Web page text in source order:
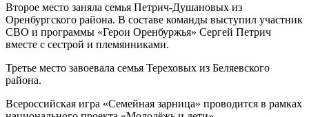
Второе место заняла семья Петрич-Душановых из
Оренбургского района. В составе команды выступил участник
СВО и программы «Герои Оренбуржья» Сергей Петрич
вместе с сестрой и племянниками.
Третье место завоевала семья Тереховых из Беляевского
района.
Всероссийская игра «Семейная зарница» проводится в рамках